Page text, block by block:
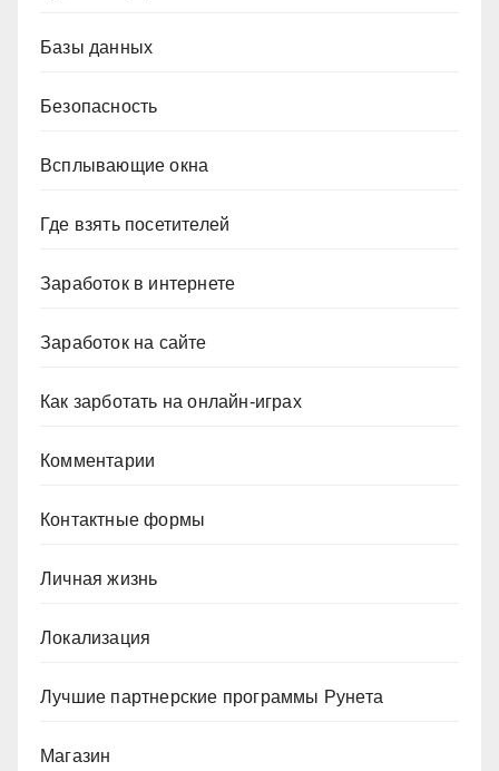
Базы данных
Безопасность
Всплывающие окна
Где взять посетителей
Заработок в интернете
Заработок на сайте
Как зарботать на онлайн-играх
Комментарии
Контактные формы
Личная жизнь
Локализация
Лучшие партнерские программы Рунета
Магазин